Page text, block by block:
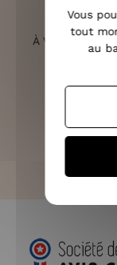
À VOTRE
CB,
Vous
tout
au